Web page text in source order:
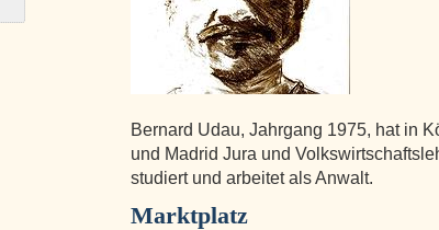
Bernard Udau, Jahrgang 1975, hat in
und Madrid Jura und
studiert und arbeitet als Anwalt.
Marktplatz